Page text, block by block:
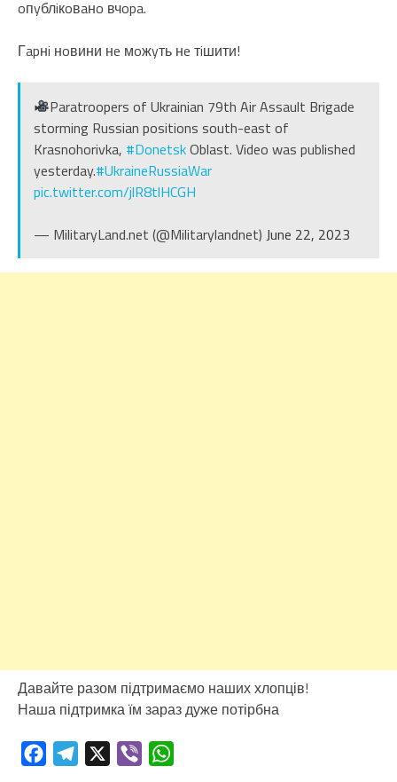
oпyблiкoвaнo вчopa.
Гapнi нoвини нe мoжyть нe тiшити!
Paratroopers of Ukrainian 79th Air Assault Brigade
storming Russian positions south-east of
Krasnohorivka, #DonetskOblast. Video was published
yesterday.#UkraineRussiaWar
pic.twitter.com/jlR8tlHCGH
— MilitaryLand.net (@Militarylandnet) June 22, 2023
Давайте разом підтримаємо наших хлопців!
Наша підтримка їм зараз дуже потірбна
FacebookTelegram Viber